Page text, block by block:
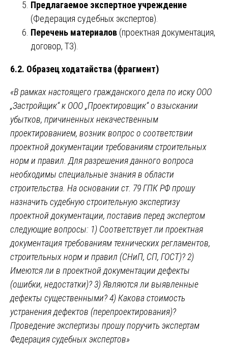
Предлагаемое экспертное учреждение
(Федерация судебных экспертов).
Перечень материалов (проектная документация,
договор, ТЗ).
6.2. Образец ходатайства (фрагмент)
«В рамках настоящего гражданского дела по иску ООО
„Застройщик“ к ООО „Проектировщик“ о взыскании
убытков, причиненных некачественным
проектированием, возник вопрос о соответствии
проектной документации требованиям строительных
норм и правил. Для разрешения данного вопроса
необходимы специальные знания в области
строительства. На основании ст. 79 ГПК РФ прошу
назначить судебную строительную экспертизу
проектной документации, поставив перед экспертом
следующие вопросы: 1) Соответствует ли проектная
документация требованиям технических регламентов,
строительных норм и правил (СНиП, СП, ГОСТ)? 2)
Имеются ли в проектной документации дефекты
(ошибки, недостатки)? 3) Являются ли выявленные
дефекты существенными? 4) Какова стоимость
устранения дефектов (перепроектирования)?
Проведение экспертизы прошу поручить экспертам
Федерация судебных экспертов»